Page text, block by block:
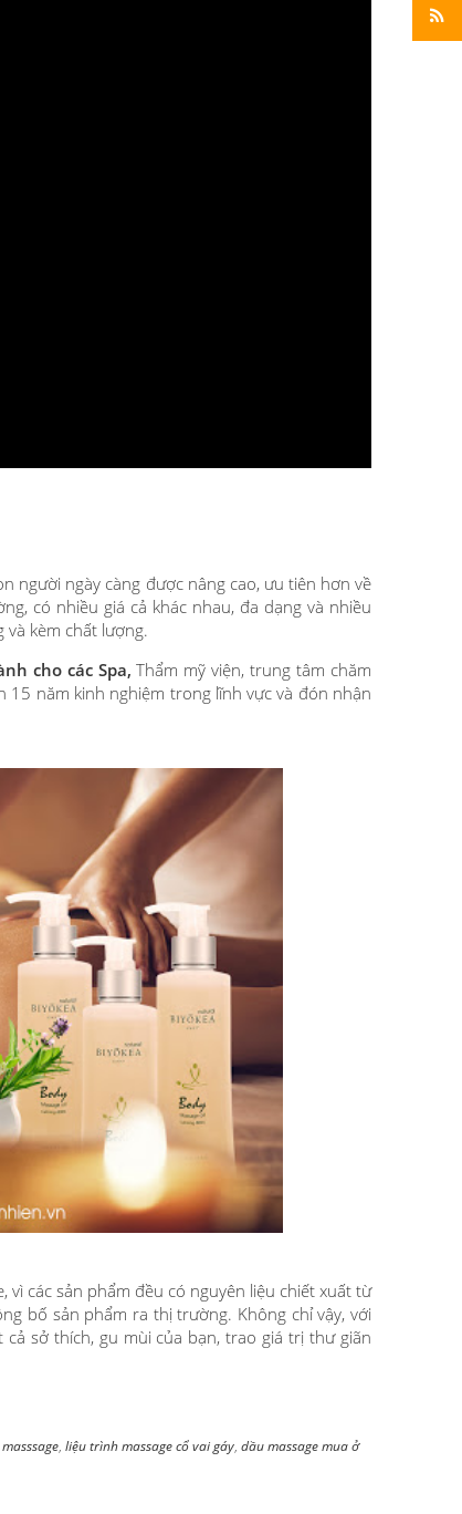
người ngày càng được nâng cao, ưu tiên hơn về
có nhiều giá cả khác nhau, đa dạng và nhiều
kèm chất lượng.
cho các Spa, Thẩm mỹ viện, trung tâm chăm
năm kinh nghiệm trong lĩnh vực và đón nhận
các sản phẩm đều có nguyên liệu chiết xuất từ
bố sản phẩm ra thị trường. Không chỉ vậy, với
sở thích, gu mùi của bạn, trao giá trị thư giãn
, liệu trình massage cổ vai gáy, dầu massage mua ở